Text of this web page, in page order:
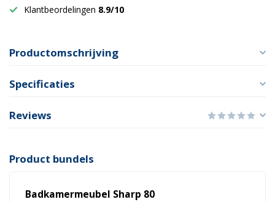
Klantbeordelingen 8.9/10
Productomschrijving
Specificaties
Reviews
Product bundels
Badkamermeubel Sharp 80